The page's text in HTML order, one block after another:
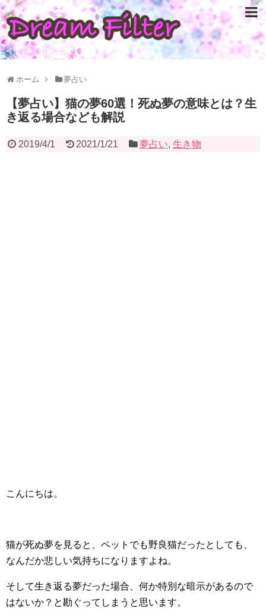
ホーム 夢占い
【夢占い】猫の夢60選！死ぬ夢の意味とは？生
き返る場合なども解説
2019/4/1 2021/1/21 夢占い,生き物
こんにちは。
猫が死ぬ夢を見ると、ペットでも野良猫だったとしても、
なんだか悲しい気持ちになりますよね。
そして生き返る夢だった場合、何か特別な暗示があるので
はないか？と勘ぐってしまうと思います。